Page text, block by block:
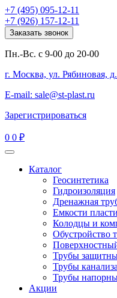
+7 (495) 095-12-11
+7 (926) 157-12-11
Заказать звонок
Пн.-Вс. с 9-00 до 20-00
г. Москва, ул. Рябиновая,
E-mail: sale@st-plast.ru
Зарегистрироваться
0 0 ₽
Каталог
Геосинтетика
Гидроизоляция
Дренажная
Емкости
Колодцы и
Обустройство
Трубы
Трубы
Трубы
Акции